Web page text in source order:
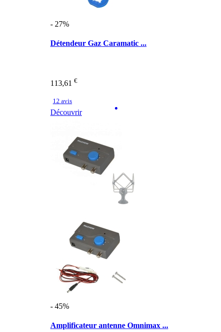
- 27%
Détendeur Gaz Caramatic ...
113,61 €
12 avis
Découvrir
- 45%
Amplificateur antenne Omnimax ...